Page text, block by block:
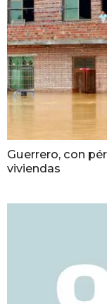
Guerrero, con
viviendas